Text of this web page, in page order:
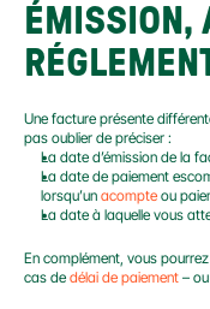
ÉMISSION,
Une facture présente
pas oublier de préciser :
La date d’émission de la
La date de paiement
lorsqu’un acompte ou
La date à laquelle vous
En complément, vous
cas de délai de paiement –